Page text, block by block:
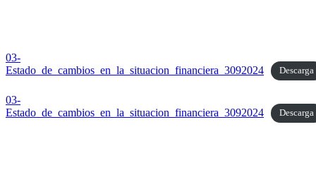
03-
Estado_de_cambios_en_la_situacion_financiera_3092024
Descarga
03-
Estado_de_cambios_en_la_situacion_financiera_3092024
Descarga